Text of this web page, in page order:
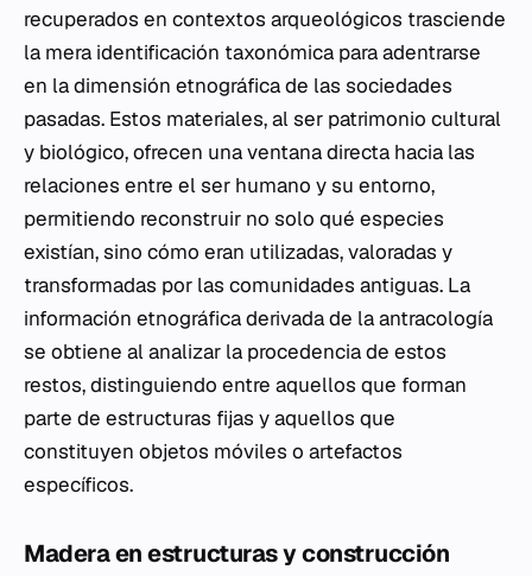
recuperados en contextos arqueológicos trasciende
la mera identificación taxonómica para adentrarse
en la dimensión etnográfica de las sociedades
pasadas. Estos materiales, al ser patrimonio cultural
y biológico, ofrecen una ventana directa hacia las
relaciones entre el ser humano y su entorno,
permitiendo reconstruir no solo qué especies
existían, sino cómo eran utilizadas, valoradas y
transformadas por las comunidades antiguas. La
información etnográfica derivada de la antracología
se obtiene al analizar la procedencia de estos
restos, distinguiendo entre aquellos que forman
parte de estructuras fijas y aquellos que
constituyen objetos móviles o artefactos
específicos.
Madera en estructuras y construcción